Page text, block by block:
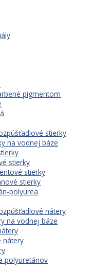
pigmentom
stierky
na vodnej báze
stierky
stierky
stierky
polyurea
nátery
na vodnej báze
nátery
polyuretánov